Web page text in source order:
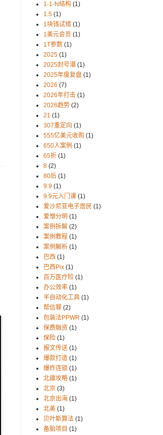
1-1-N结构 (1)
1.5 (1)
1块钱试错 (1)
1美元会员 (1)
1T参数 (1)
2025 (1)
2025封号潮 (1)
2025年度复盘 (1)
2026 (7)
2026年打击 (1)
2026趋势 (2)
21 (1)
307重定向 (1)
555亿美元收购 (1)
650人案例 (1)
65折 (1)
8 (2)
80后 (1)
9.9 (1)
9.9元入门课 (1)
爱沙尼亚电子居民 (1)
爱憎分明 (1)
案例拆解 (2)
案例教程 (1)
案例解析 (1)
巴西 (1)
巴西Pix (1)
百万医疗险 (1)
办公效率 (1)
半自动化工具 (1)
帮信罪 (2)
包装法PPWR (1)
保费融资 (1)
保险 (1)
报文传送 (1)
爆款打造 (1)
爆炸连锁 (1)
北疆攻略 (1)
北京 (3)
北京出海 (1)
北美 (1)
贝叶斯算法 (1)
备胎项目 (1)